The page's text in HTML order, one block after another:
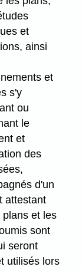
et
ainsi
et
s'y
ou
le
et
des
d'un
attestant
plans et les
sont
seront
utilisés lors